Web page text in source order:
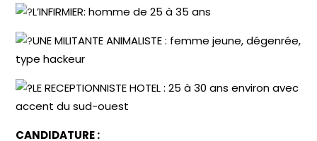
L’INFIRMIER: homme de 25 à 35 ans
UNE MILITANTE ANIMALISTE : femme jeune, dégenrée,
type hackeur
LE RECEPTIONNISTE HOTEL : 25 à 30 ans environ avec
accent du sud-ouest
CANDIDATURE :